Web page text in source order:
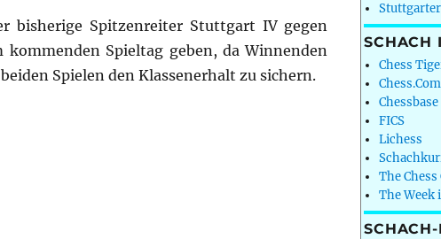
bisherige Spitzenreiter Stuttgart IV gegen
Spieltag geben, da Winnenden
Spielen den Klassenerhalt zu sichern.
SCHACH
Chess
Chess.Com
Chessbase
FICS
Lichess
The Chess
The Week